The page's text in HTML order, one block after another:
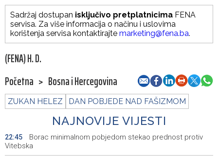
Sadržaj dostupan isključivo pretplatnicima FENA
servisa. Za više informacija o načinu i uslovima
korištenja servisa kontaktirajte marketing@fena.ba.
(FENA) H. D.
Početna > Bosna i Hercegovina
ZUKAN HELEZ DAN POBJEDE NAD FAŠIZMOM
NAJNOVIJE VIJESTI
22:45
Borac minimalnom pobjedom stekao prednost protiv
Vitebska